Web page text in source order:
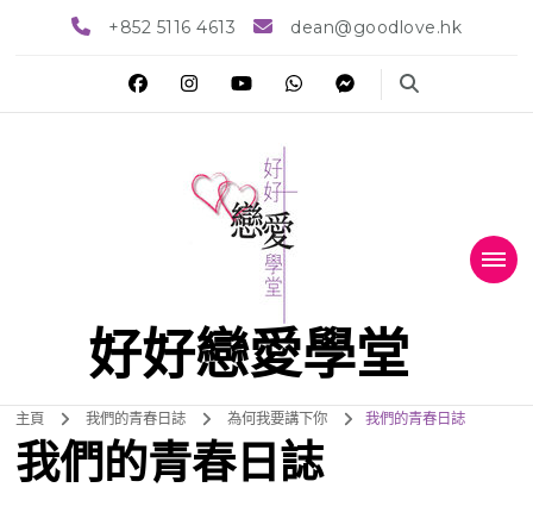
+852 5116 4613 dean@goodlove.hk
好好戀愛學堂
主頁 我們的青春日誌 為何我要講下你 我們的青春日誌
我們的青春日誌